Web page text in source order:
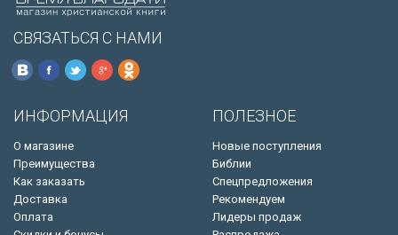
СВЯЗАТЬСЯ С НАМИ
ИНФОРМАЦИЯ
О магазине
Преимущества
Как заказать
Доставка
Оплата
ПОЛЕЗНОЕ
Новые поступления
Библии
Спецпредложения
Рекомендуем
Лидеры продаж